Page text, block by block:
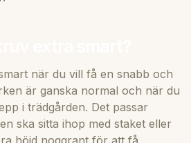
när du vill få en snabb och
är ganska normal och när du
i trädgården. Det passar
ska sitta ihop med staket eller